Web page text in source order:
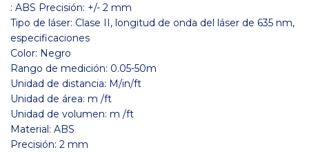
: ABS Precisión: +/- 2 mm
Tipo de láser: Clase II, longitud de onda del láser de 635 nm,
especificaciones
Color: Negro
Rango de medición: 0.05-50m
Unidad de distancia: M/in/ft
Unidad de área: m /ft
Unidad de volumen: m /ft
Material: ABS
Precisión: 2 mm